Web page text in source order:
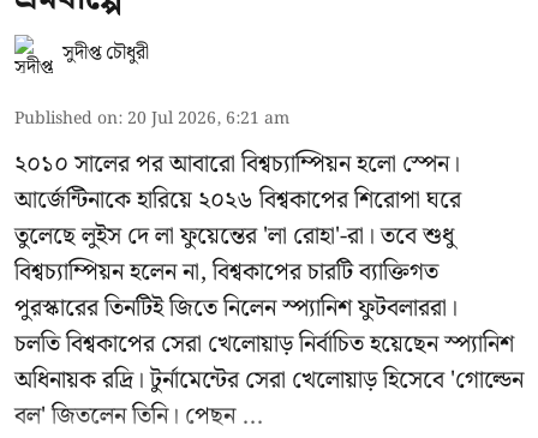
সুদীপ্ত চৌধুরী
Published on: 20 Jul 2026, 6:21 am
২০১০ সালের পর আবারো বিশ্বচ্যাম্পিয়ন হলো স্পেন।
আর্জেন্টিনাকে হারিয়ে ২০২৬ বিশ্বকাপের শিরোপা ঘরে
তুলেছে লুইস দে লা ফুয়েন্তের 'লা রোহা'-রা। তবে শুধু
বিশ্বচ্যাম্পিয়ন হলেন না, বিশ্বকাপের চারটি ব্যাক্তিগত
পুরস্কারের তিনটিই জিতে নিলেন স্প্যানিশ ফুটবলাররা।
চলতি বিশ্বকাপের সেরা খেলোয়াড় নির্বাচিত হয়েছেন স্প্যানিশ
অধিনায়ক রদ্রি। টুর্নামেন্টের সেরা খেলোয়াড় হিসেবে 'গোল্ডেন
বল' জিতলেন তিনি। পেছন ...